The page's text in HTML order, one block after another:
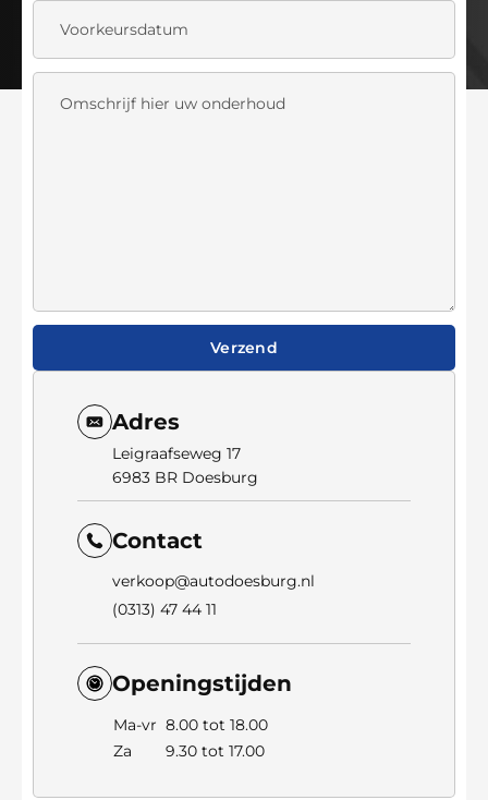
Verzend
Adres
Leigraafseweg 17
6983 BR Doesburg
Contact
verkoop@autodoesburg.nl
(0313) 47 44 11
Openingstijden
Ma-vr 8.00 tot 18.00
Za
9.30 tot 17.00